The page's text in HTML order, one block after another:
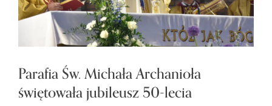
Parafia Św. Michała Archanioła
świętowała jubileusz 50-lecia